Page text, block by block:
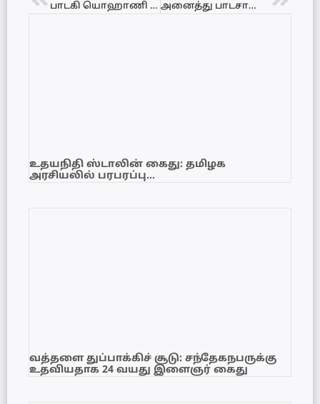
பாடகி யொஹாணி டீ சில்வாவுக்கு 4 கோடி ரூபாய் பெறுமதியான காணி வழங்கிவைப்பு… அனைத்து பாடசாலைகளும் இன்று முதல் மீள ஆரம்பம்…
உதயநிதி ஸ்டாலின் கைது: தமிழக
அரசியலில் பரபரப்பு…
வத்தளை துப்பாக்கிச் சூடு: சந்தேகநபருக்கு
உதவியதாக 24 வயது இளைஞர் கைது